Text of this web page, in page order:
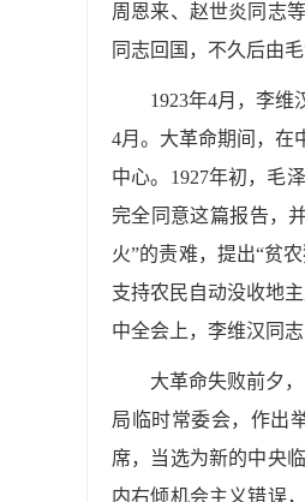
周恩来、赵世炎同志
同志回国，不久后由
1923年4月，李
4月。大革命期间，在
中心。1927年初，毛
完全同意这篇报告，
火”的责难，提出“贫
支持农民自动没收地
中全会上，李维汉同
大革命失败前夕
局临时常委会，作出
席，当选为新的中央
内右倾机会主义错误